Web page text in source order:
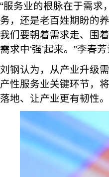
“服务业的根脉在于需求
务，还是老百姓期盼的
我们要朝着需求走、围
需求中‘强’起来。”李春芳
刘钢认为，从产业升级
产性服务业关键环节，
落地、让产业更有韧性。